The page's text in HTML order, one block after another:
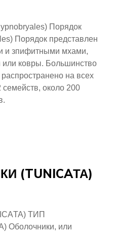
Порядок
Порядок представлен
и зпифитными мхами,
ковры. Большинство
на всех
семейств, около 200
(TUNICAТА)
ТИП
Оболочники, или